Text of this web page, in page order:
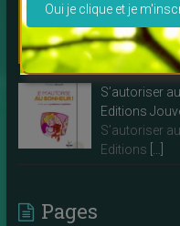
Décide ou
Voilà un livre
S’autoriser
Editions
S’autoriser
Editions
Pages